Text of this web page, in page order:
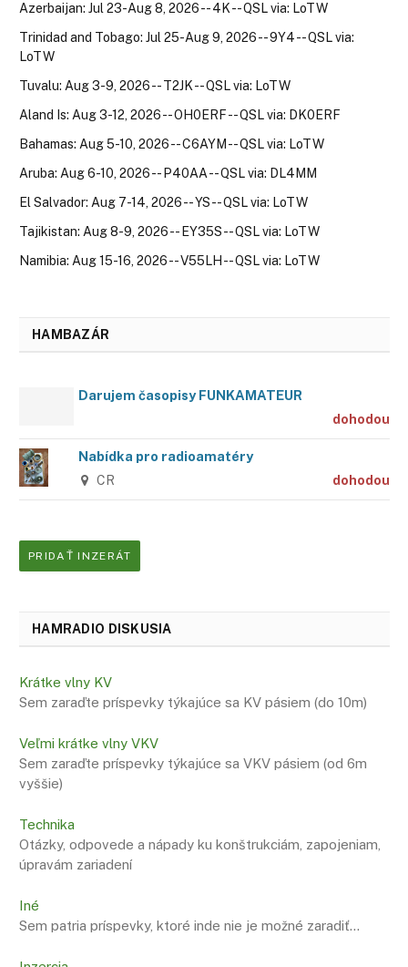
Azerbaijan: Jul 23-Aug 8, 2026 -- 4K -- QSL via: LoTW
Trinidad and Tobago: Jul 25-Aug 9, 2026 -- 9Y4 -- QSL via:
LoTW
Tuvalu: Aug 3-9, 2026 -- T2JK -- QSL via: LoTW
Aland Is: Aug 3-12, 2026 -- OH0ERF -- QSL via: DK0ERF
Bahamas: Aug 5-10, 2026 -- C6AYM -- QSL via: LoTW
Aruba: Aug 6-10, 2026 -- P40AA -- QSL via: DL4MM
El Salvador: Aug 7-14, 2026 -- YS -- QSL via: LoTW
Tajikistan: Aug 8-9, 2026 -- EY35S -- QSL via: LoTW
Namibia: Aug 15-16, 2026 -- V55LH -- QSL via: LoTW
HAMBAZÁR
Darujem časopisy FUNKAMATEUR
dohodou
Nabídka pro radioamatéry
CR dohodou
PRIDAŤ INZERÁT
HAMRADIO DISKUSIA
Krátke vlny KV
Sem zaraďte príspevky týkajúce sa KV pásiem (do 10m)
Veľmi krátke vlny VKV
Sem zaraďte príspevky týkajúce sa VKV pásiem (od 6m
vyššie)
Technika
Otázky, odpovede a nápady ku konštrukciám, zapojeniam,
úpravám zariadení
Iné
Sem patria príspevky, ktoré inde nie je možné zaradiť…